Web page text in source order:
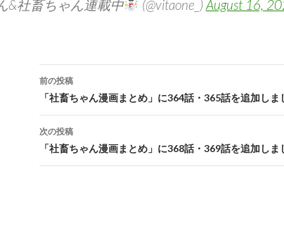
&社畜ちゃん連載中 ️ (@vitaone_) August 16,
投稿ナビゲーション
前の投稿
「社畜ちゃん漫画まとめ」に364話・365話を追加しま
次の投稿
「社畜ちゃん漫画まとめ」に368話・369話を追加しま